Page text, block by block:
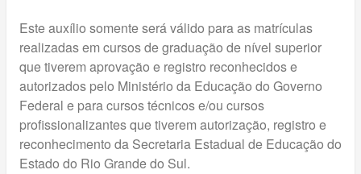
Este auxílio somente será válido para as matrículas
realizadas em cursos de graduação de nível superior
que tiverem aprovação e registro reconhecidos e
autorizados pelo Ministério da Educação do Governo
Federal e para cursos técnicos e/ou cursos
profissionalizantes que tiverem autorização, registro e
reconhecimento da Secretaria Estadual de Educação do
Estado do Rio Grande do Sul.